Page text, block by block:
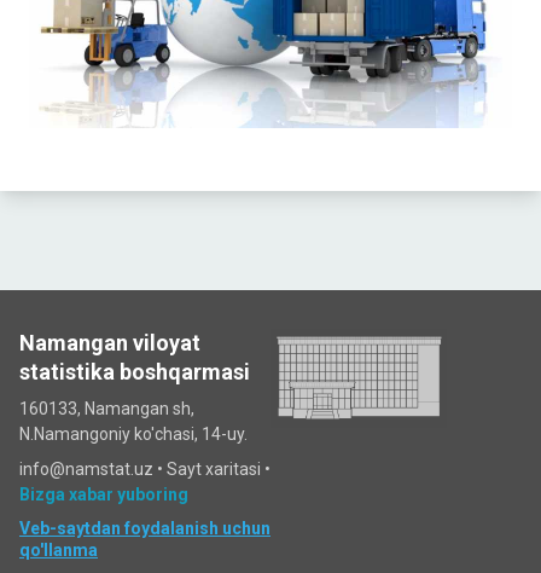
Namangan viloyat
statistika boshqarmasi
160133, Namangan sh,
N.Namangoniy ko'chasi, 14-uy.
info@namstat.uz • Sayt xaritasi •
Bizga xabar yuboring
Veb-saytdan foydalanish uchun
qo'llanma